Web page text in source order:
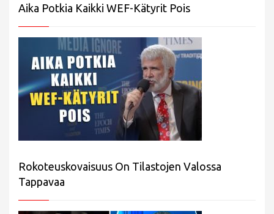
Aika Potkia Kaikki WEF-Kätyrit Pois
Rokoteuskovaisuus On Tilastojen Valossa
Tappavaa